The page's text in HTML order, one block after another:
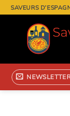
Passer
au
contenu
SAVEURS